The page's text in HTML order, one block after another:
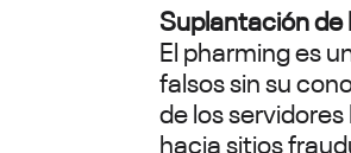
Suplantación de
El pharming es
falsos sin su
de los
hacia sitios